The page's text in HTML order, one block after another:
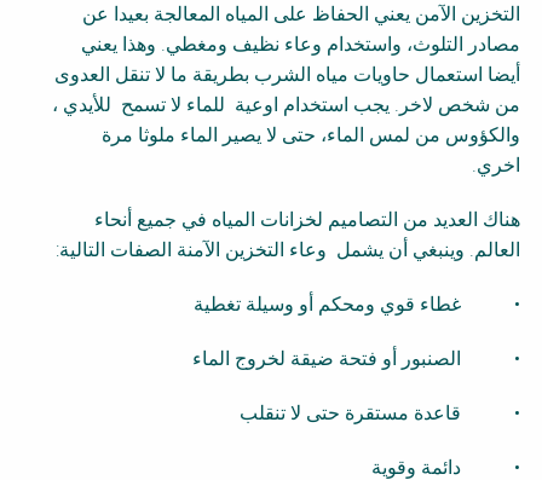
التخزين الآمن يعني الحفاظ على المياه المعالجة بعيدا عن
مصادر التلوث، واستخدام وعاء نظيف ومغطي. وهذا يعني
أيضا استعمال حاويات مياه الشرب بطريقة ما لا تنقل العدوى
من شخص لاخر. يجب استخدام اوعية للماء لا تسمح للأيدي ،
والكؤوس من لمس الماء، حتى لا يصير الماء ملوثا مرة
اخري.
هناك العديد من التصاميم لخزانات المياه في جميع أنحاء
العالم. وينبغي أن يشمل وعاء التخزين الآمنة الصفات التالية:
• غطاء قوي ومحكم أو وسيلة تغطية
• الصنبور أو فتحة ضيقة لخروج الماء
• قاعدة مستقرة حتى لا تنقلب
• دائمة وقوية